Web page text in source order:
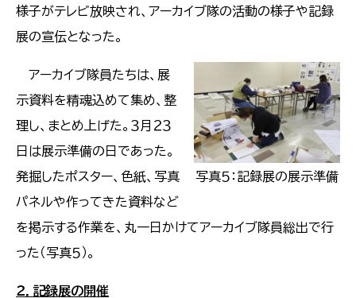
様子がテレビ放映され、アーカイブ隊の活動の様子や記録
展の宣伝となった。
写真５：記録展の展示準備
アーカイブ隊員たちは、展
示資料を精魂込めて集め、整
理し、まとめ上げた。３月２３
日は展示準備の日であった。
発掘したポスター、色紙、写真
パネルや作ってきた資料など
を掲示する作業を、丸一日かけてアーカイブ隊員総出で行
った（写真５）。
２．記録展の開催